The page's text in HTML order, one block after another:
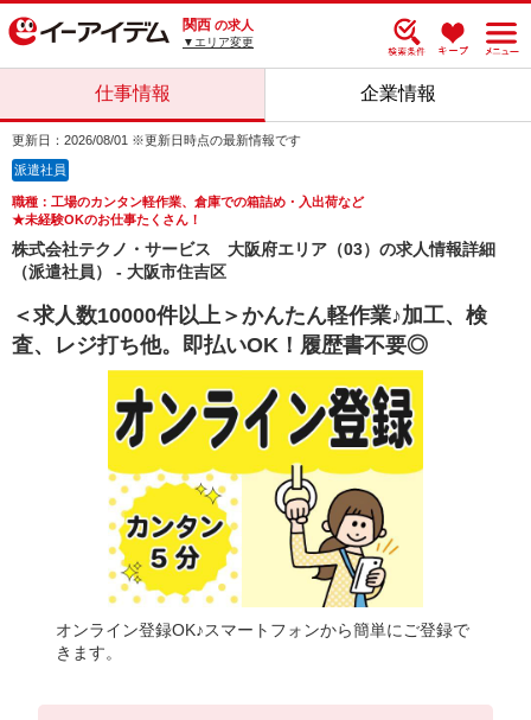
関西 の求人
▼エリア変更
仕事情報 企業情報
更新日：2026/08/01 ※更新日時点の最新情報です
派遣社員
職種：工場のカンタン軽作業、倉庫での箱詰め・入出荷など
★未経験OKのお仕事たくさん！
株式会社テクノ・サービス 大阪府エリア（03）の求人情報詳細
（派遣社員） - 大阪市住吉区
＜求人数10000件以上＞かんたん軽作業♪加工、検
査、レジ打ち他。即払いOK！履歴書不要◎
オンライン登録OK♪スマートフォンから簡単にご登録で
きます。